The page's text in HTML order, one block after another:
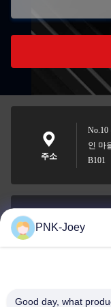
주소
인 마
B101
PNK-Joey
Good day, what